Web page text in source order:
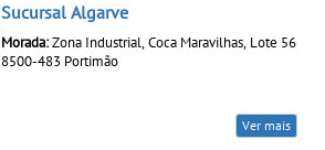
Sucursal Algarve
Morada:Zona Industrial, Coca Maravilhas, Lote 56
8500-483 Portimão
Ver mais